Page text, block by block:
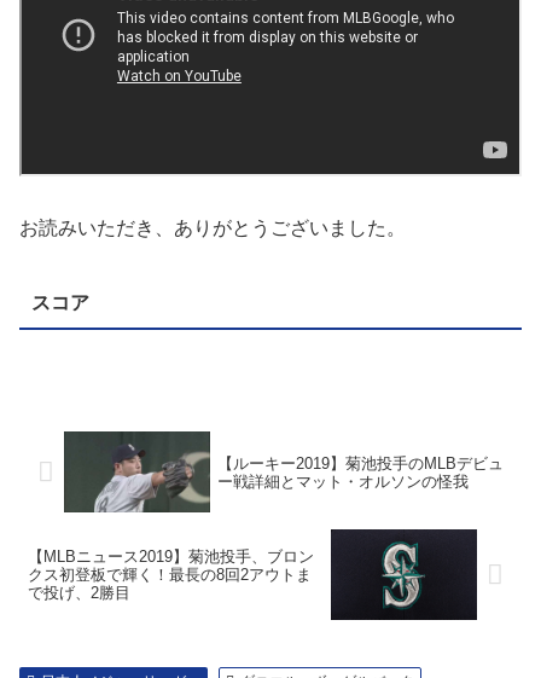
お読みいただき、ありがとうございました。
スコア
【ルーキー2019】菊池投手のMLBデビュ
ー戦詳細とマット・オルソンの怪我
【MLBニュース2019】菊池投手、ブロン
クス初登板で輝く！最長の8回2アウトま
で投げ、2勝目